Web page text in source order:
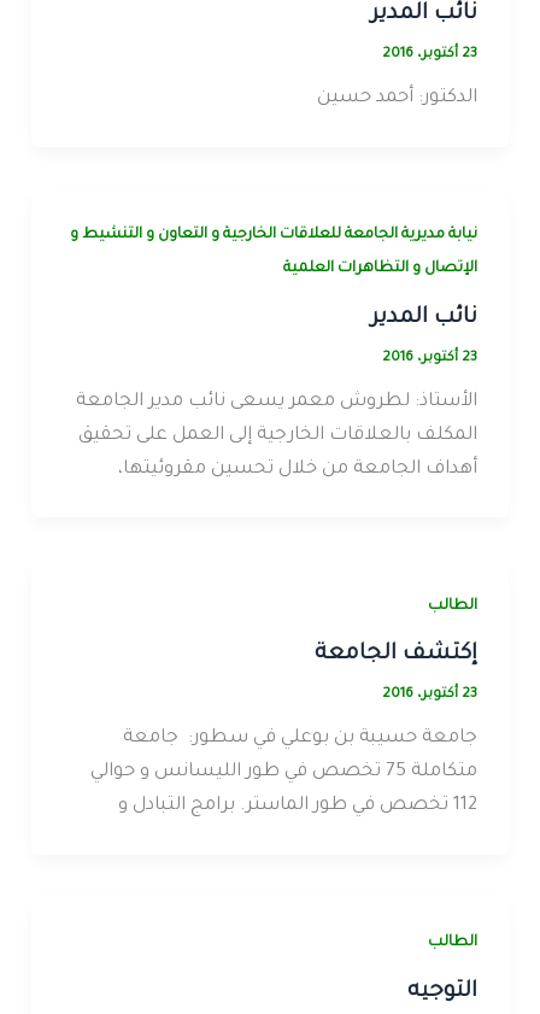
نائب المدير
23 أكتوبر، 2016
الدكتور: أحمد حسين
نيابة مديرية الجامعة للعلاقات الخارجية و التعاون و التنشيط و
الإتصال و التظاهرات العلمية
نائب المدير
23 أكتوبر، 2016
الأستاذ: لطروش معمر يسعى نائب مدير الجامعة
المكلف بالعلاقات الخارجية إلى العمل على تحقيق
أهداف الجامعة من خلال تحسين مقروئيتها،
الطالب
إكتشف الجامعة
23 أكتوبر، 2016
جامعة حسيبة بن بوعلي في سطور: جامعة
متكاملة 75 تخصص في طور الليسانس و حوالي
112 تخصص في طور الماستر. برامج التبادل و
الطالب
التوجيه